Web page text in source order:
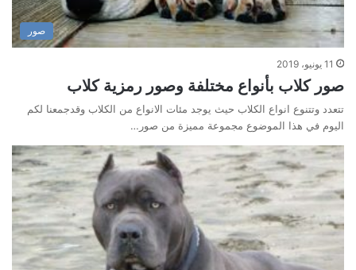
صور
11 يونيو، 2019
صور كلاب بأنواع مختلفة وصور رمزية كلاب
تتعدد وتتنوع انواع الكلاب حيث يوجد مئات الانواع من الكلاب وقدجمعنا لكم
اليوم في هذا الموضوع مجموعة مميزة من صور…